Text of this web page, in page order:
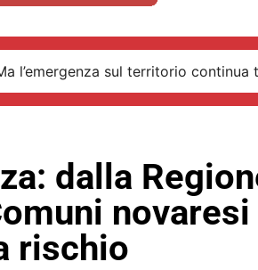
l’emergenza sul territorio continua
dalla
rischio